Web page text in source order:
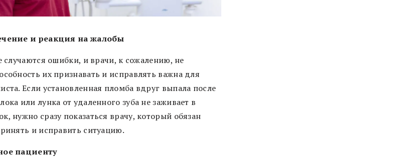
и реакция на жалобы
случаются ошибки, и врачи, к сожалению, не
их признавать и исправлять важна для
Если установленная пломба вдруг выпала после
или лунка от удаленного зуба не заживает в
нужно сразу показаться врачу, который обязан
и исправить ситуацию.
пациенту